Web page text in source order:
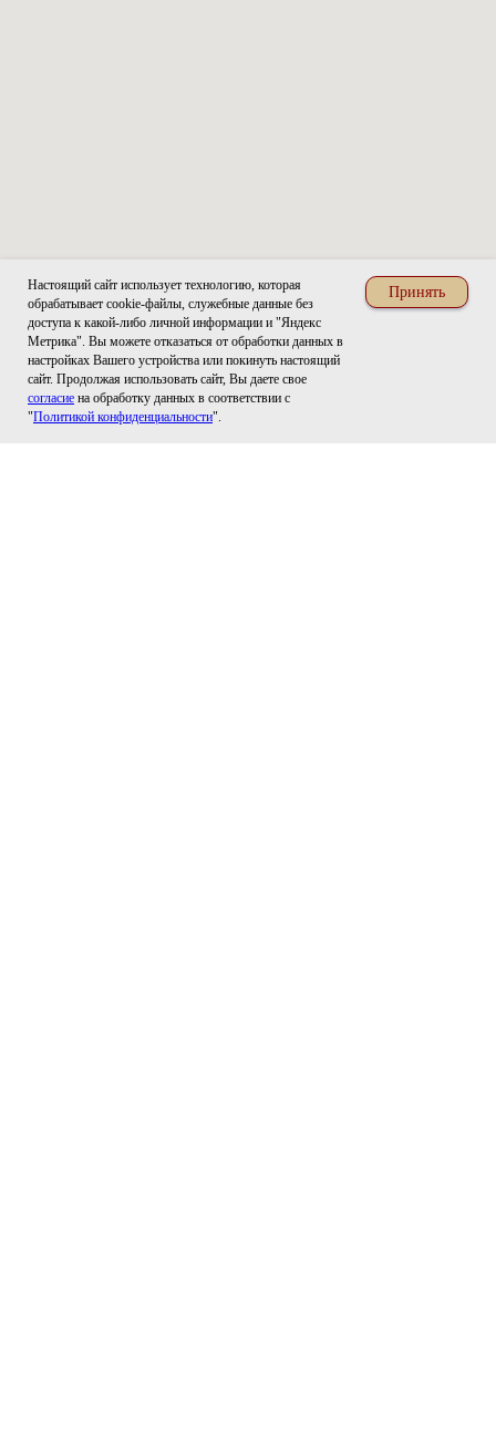
Home Catalog
Настоящий сайт использует технологию, которая
обрабатывает cookie-файлы, служебные данные без
доступа к какой-либо личной информации и "Яндекс
Метрика". Вы можете отказаться от обработки данных в
настройках Вашего устройства или покинуть настоящий
сайт. Продолжая использовать сайт, Вы даете свое
согласие на обработку данных в соответствии с
"Политикой конфиденциальности".
Принять